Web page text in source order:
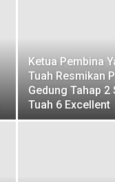
Ketua Pembina
Tuah Resmikan
Gedung Tahap 2
Tuah 6 Excellent